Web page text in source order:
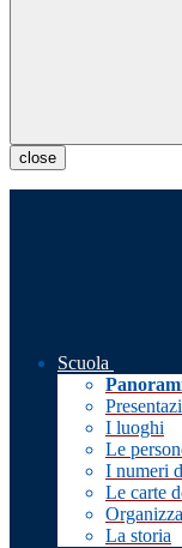
close
Scuola
I luoghi
Le
I numeri
Le carte
La storia